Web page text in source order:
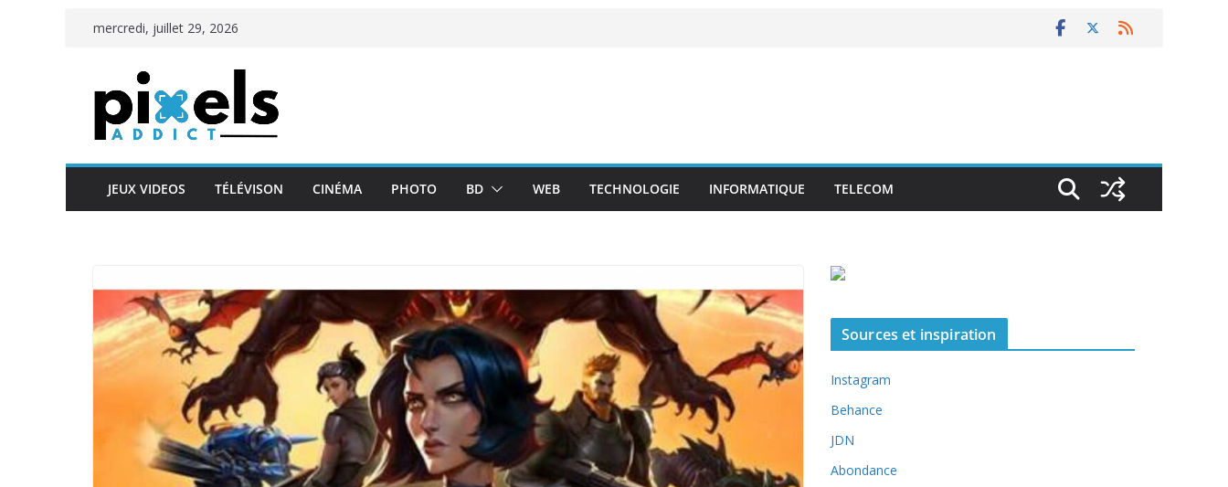
Passermercredi, juillet 29, 2026
JEUX VIDEOS TÉLÉVISON CINÉMA PHOTO BD WEB TECHNOLOGIE INFORMATIQUE TELECOM
Sources et inspiration
Instagram
Behance
JDN
Abondance